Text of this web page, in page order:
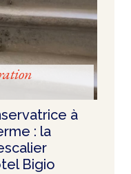
à
: la
Bigio